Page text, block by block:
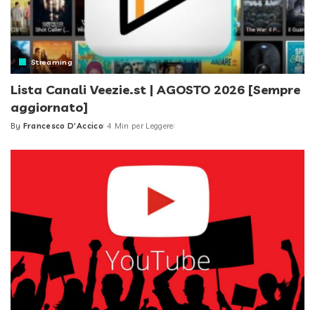
Streaming
Lista Canali Veezie.st | AGOSTO 2026 [Sempre
aggiornato]
Posted
By Francesco D'Accico 4 Min per Leggere